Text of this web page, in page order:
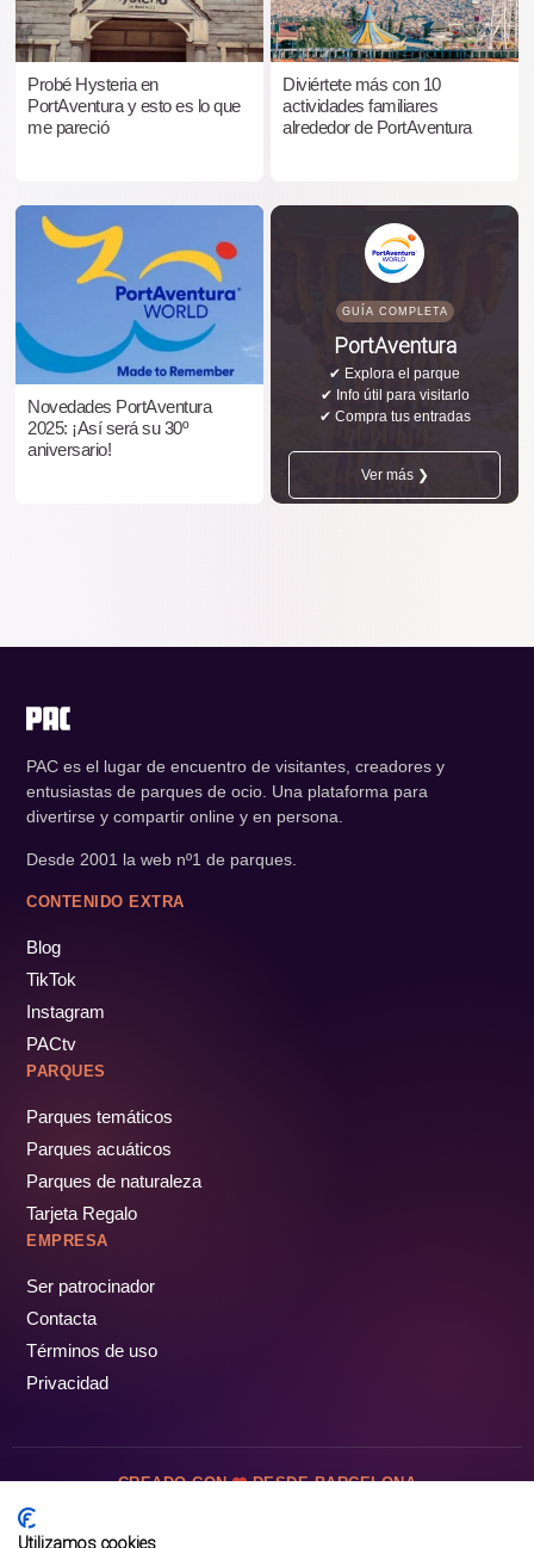
Probé Hysteria en
PortAventura y esto es lo que
me pareció
Diviértete más con 10
actividades familiares
alrededor de PortAventura
Novedades PortAventura
2025: ¡Así será su 30º
aniversario!
GUÍA COMPLETA
PortAventura
✔ Explora el parque
✔ Info útil para visitarlo
✔ Compra tus entradas
Ver más ❯
PAC es el lugar de encuentro de visitantes, creadores y
entusiastas de parques de ocio. Una plataforma para
divertirse y compartir online y en persona.
Desde 2001 la web nº1 de parques.
CONTENIDO EXTRA
Blog
TikTok
Instagram
PACtv
PARQUES
Parques temáticos
Parques acuáticos
Parques de naturaleza
Tarjeta Regalo
EMPRESA
Ser patrocinador
Contacta
Términos de uso
Privacidad
CREADO CON DESDE BARCELONA
Utilizamos cookies